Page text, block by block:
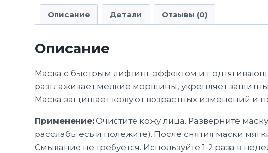
Описание Детали Отзывы (0)
Описание
Маска с быстрым лифтинг-эффектом и
разглаживает мелкие морщины, укрепляет
Маска защищает кожу от возрастных изменений и
Применение: Очистите кожу лица. Разверните
расслабьтесь и полежите). После снятия маски
Смывание не требуется. Используйте 1-2 раза в